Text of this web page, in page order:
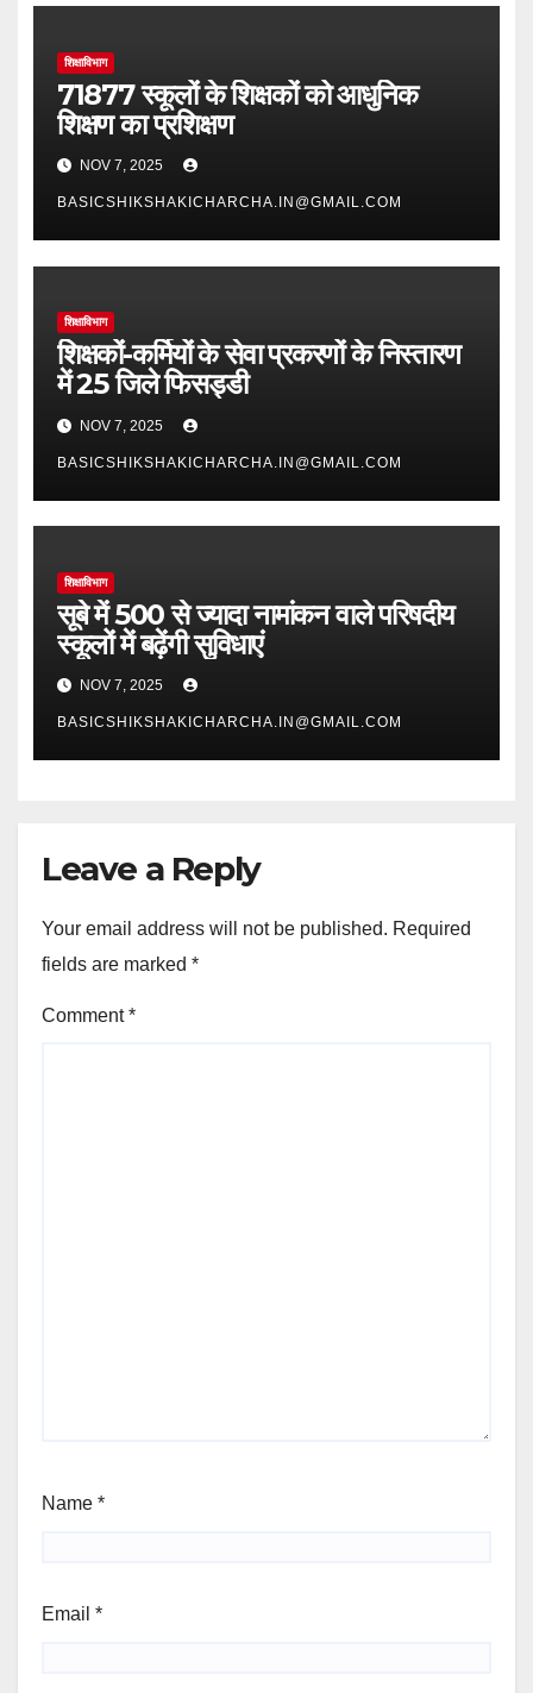
शिक्षाविभाग
71877 स्कूलों के शिक्षकों को आधुनिक
शिक्षण का प्रशिक्षण
NOV 7, 2025
BASICSHIKSHAKICHARCHA.IN@GMAIL.COM
शिक्षाविभाग
शिक्षकों-कर्मियों के सेवा प्रकरणों के निस्तारण
में 25 जिले फिसड्डी
NOV 7, 2025
BASICSHIKSHAKICHARCHA.IN@GMAIL.COM
शिक्षाविभाग
सूबे में 500 से ज्यादा नामांकन वाले परिषदीय
स्कूलों में बढ़ेंगी सुविधाएं
NOV 7, 2025
BASICSHIKSHAKICHARCHA.IN@GMAIL.COM
Leave a Reply
Your email address will not be published. Required
fields are marked *
Comment*
Name *
Email *